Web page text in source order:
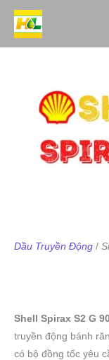
Nhảy
Dầu Truyền Động /
Shell Spirax S2 G
truyền động bánh
có bộ đồng tốc yêu